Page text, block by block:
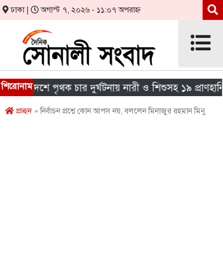
ঢাকা | অগাস্ট ৭, ২০২৬ - ১১:০৭ অপরাহ্ন
শিরোনাম
দেশে পৃথক চার দুর্ঘটনায় নারী ও শিশুসহ ১৯ প্রাণহানি
প্রচ্ছদ» নির্বাচন প্রশ্নে কোন আপস নয়, বললেন মিনাজুর রহমান মিনু